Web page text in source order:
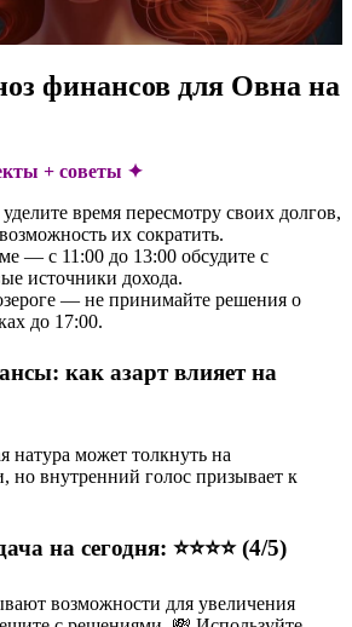
финансов для Овна на
+ советы ✦
время пересмотру своих долгов,
их сократить.
— с 11:00 до 13:00 обсудите с
источники дохода.
— не принимайте решения о
до 17:00.
как азарт влияет на
натура может толкнуть на
но внутренний голос призывает к
на сегодня: ⭐⭐⭐⭐ (4/5)
возможности для увеличения